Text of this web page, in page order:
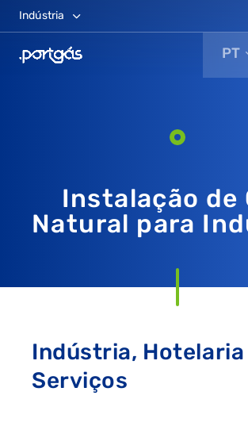
Indústria
PT
Instalação de
Natural para
Indústria, Hotelaria
Serviços